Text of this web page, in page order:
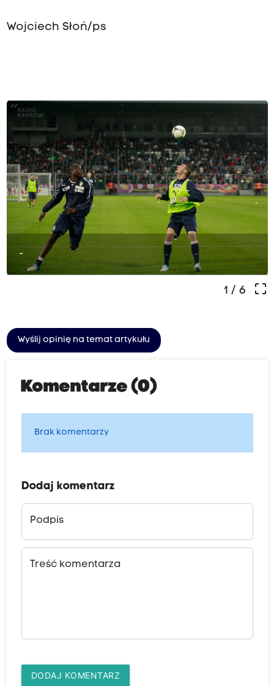
Wojciech Słoń/ps
-
crop_free
1 / 6
Wyślij opinię na temat artykułu
Komentarze (0)
Brak komentarzy
Dodaj komentarz
Podpis
Treść komentarza
DODAJ KOMENTARZ